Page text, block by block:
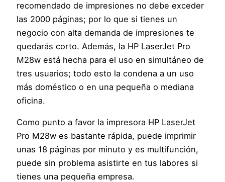
recomendado de impresiones no debe exceder
las 2000 páginas; por lo que si tienes un
negocio con alta demanda de impresiones te
quedarás corto. Además, la HP LaserJet Pro
M28w está hecha para el uso en simultáneo de
tres usuarios; todo esto la condena a un uso
más doméstico o en una pequeña o mediana
oficina.
Como punto a favor la impresora HP LaserJet
Pro M28w es bastante rápida, puede imprimir
unas 18 páginas por minuto y es multifunción,
puede sin problema asistirte en tus labores si
tienes una pequeña empresa.